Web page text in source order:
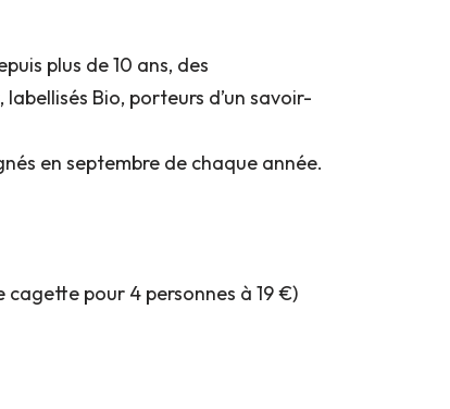
plus de 10 ans, des
Bio, porteurs d’un savoir-
en septembre de chaque année.
pour 4 personnes à 19 €)